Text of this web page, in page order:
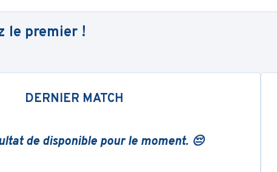
le premier !
DERNIER MATCH
de disponible pour le moment. 😔